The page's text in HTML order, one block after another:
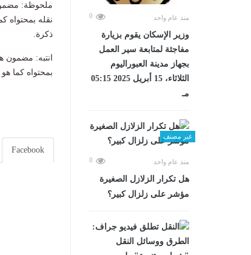
منذ عام واحد 0
وزير الإسكان يقوم بزيارة
مفاجئة لمتابعة سير العمل
بجهاز مدينة العبوراليوم
الثلاثاء، 15 أبريل 2025 05:15
مـ
غير مصنف
منذ عام واحد 0
هل تكرار الزلازل الصغيرة
مؤشر على زلزال كبير؟
ملحوظة:
نقله بمحتواه
ذكرة.
انتبه: مضمون
بمحتواه كما
Facebook